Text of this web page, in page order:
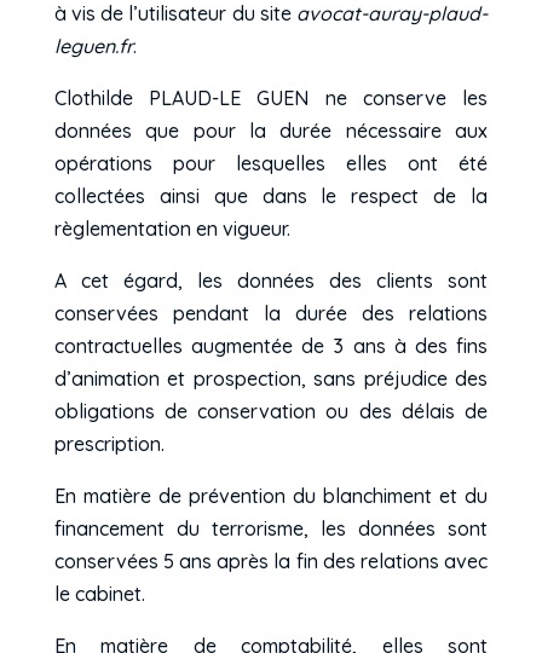
à vis de l’utilisateur du site avocat-auray-plaud-
leguen.fr.
Clothilde PLAUD-LE GUEN ne conserve les
données que pour la durée nécessaire aux
opérations pour lesquelles elles ont été
collectées ainsi que dans le respect de la
règlementation en vigueur.
A cet égard, les données des clients sont
conservées pendant la durée des relations
contractuelles augmentée de 3 ans à des fins
d’animation et prospection, sans préjudice des
obligations de conservation ou des délais de
prescription.
En matière de prévention du blanchiment et du
financement du terrorisme, les données sont
conservées 5 ans après la fin des relations avec
le cabinet.
En matière de comptabilité, elles sont